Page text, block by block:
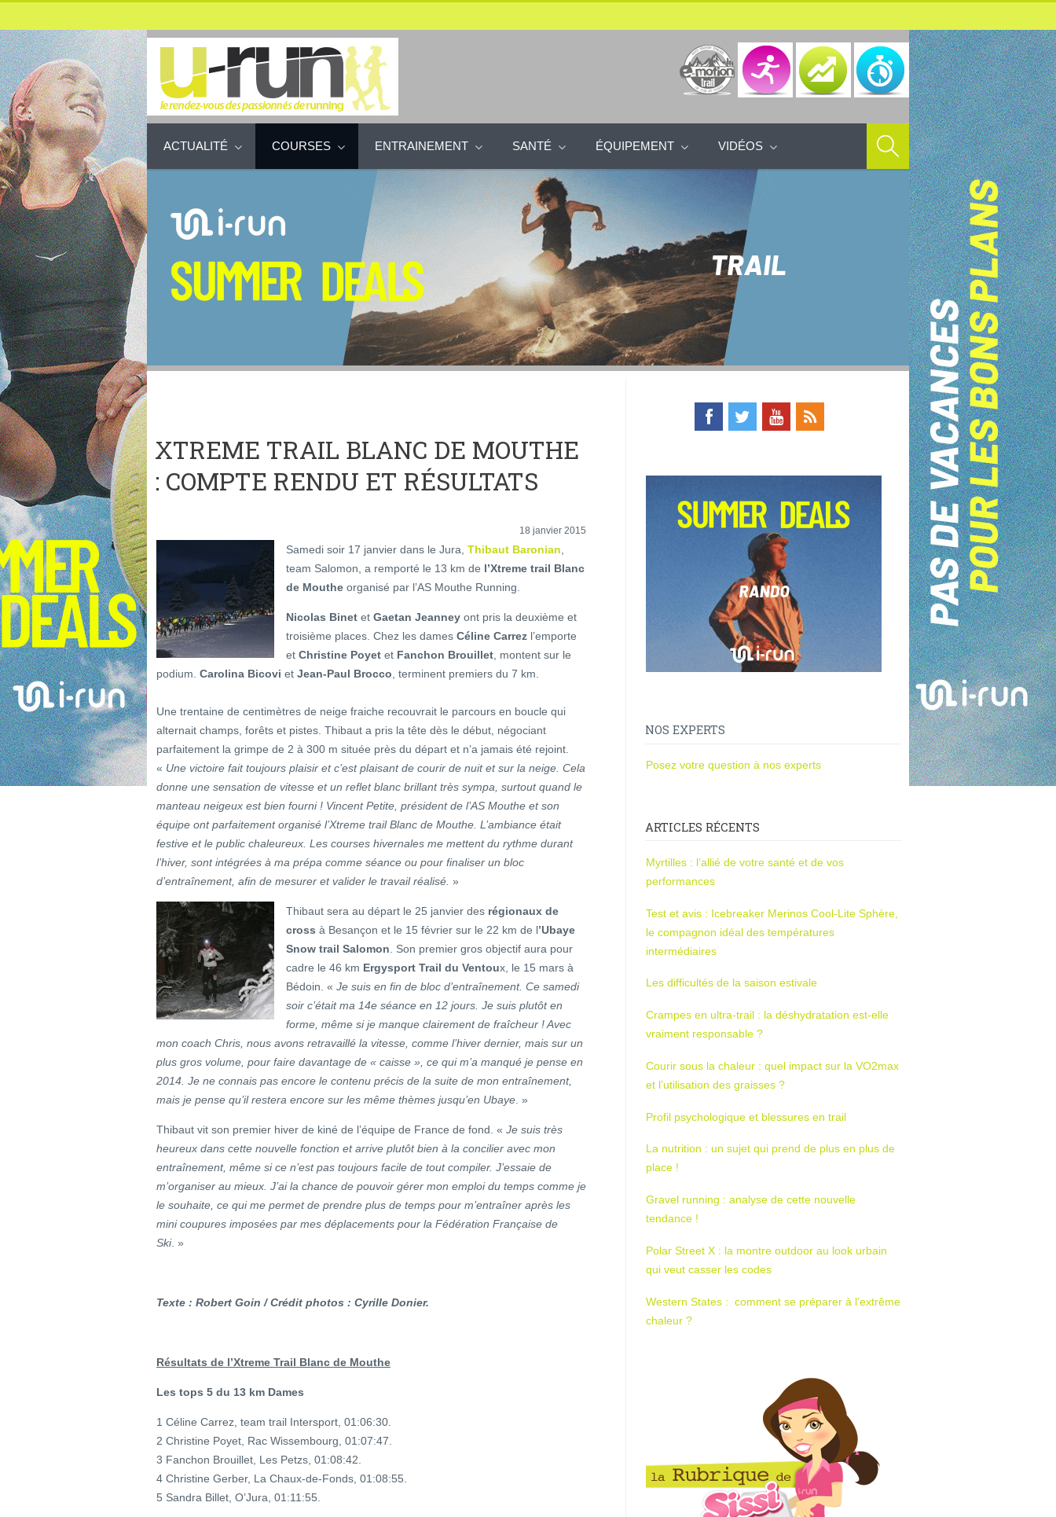
ACTUALITÉ COURSES ENTRAINEMENT SANTÉ ÉQUIPEMENT VIDÉOS
XTREME TRAIL BLANC DE MOUTHE
: COMPTE RENDU ET RÉSULTATS
18 janvier 2015
Samedi soir 17 janvier dans le Jura, Thibaut Baronian
team Salomon, a remporté le 13 km de l’Xtreme trail Blanc
de Mouthe organisé par l’AS Mouthe Running.
Nicolas Binet et Gaetan Jeanney ont pris la deuxième et
troisième places. Chez les dames Céline Carrez l’emporte
et Christine Poyet et Fanchon Brouillet , montent sur le
podium. Carolina Bicovi et Jean-Paul Brocco , terminent premiers du 7 km.
Une trentaine de centimètres de neige fraiche recouvrait le parcours en boucle qui
alternait champs, forêts et pistes. Thibaut a pris la tête dès le début, négociant
parfaitement la grimpe de 2 à 300 m située près du départ et n’a jamais été rejoint.
« Une victoire fait toujours plaisir et c’est plaisant de courir de nuit et sur la neige. Cela
donne une sensation de vitesse et un reflet blanc brillant très sympa, surtout quand le
manteau neigeux est bien fourni ! Vincent Petite, président de l’AS Mouthe et son
équipe ont parfaitement organisé l’Xtreme trail Blanc de Mouthe. L’ambiance était
festive et le public chaleureux. Les courses hivernales me mettent du rythme durant
l’hiver, sont intégrées à ma prépa comme séance ou pour finaliser un bloc
d’entraînement, afin de mesurer et valider le travail réalisé. »
Thibaut sera au départ le 25 janvier des régionaux de
cross à Besançon et le 15 février sur le 22 km de l’Ubaye
Snow trail Salomon . Son premier gros objectif aura pour
cadre le 46 km Ergysport Trail du Ventoux, le 15 mars à
Bédoin. « Je suis en fin de bloc d’entraînement. Ce samedi
soir c’était ma 14e séance en 12 jours. Je suis plutôt en
forme, même si je manque clairement de fraîcheur ! Avec
mon coach Chris, nous avons retravaillé la vitesse, comme l’hiver dernier, mais sur un
plus gros volume, pour faire davantage de « caisse », ce qui m’a manqué je pense en
2014. Je ne connais pas encore le contenu précis de la suite de mon entraînement,
mais je pense qu’il restera encore sur les même thèmes jusqu’en Ubaye . »
Thibaut vit son premier hiver de kiné de l’équipe de France de fond. « Je suis très
heureux dans cette nouvelle fonction et arrive plutôt bien à la concilier avec mon
entraînement, même si ce n’est pas toujours facile de tout compiler. J’essaie de
m’organiser au mieux. J’ai la chance de pouvoir gérer mon emploi du temps comme je
le souhaite, ce qui me permet de prendre plus de temps pour m’entraîner après les
mini coupures imposées par mes déplacements pour la Fédération Française de
Ski. »
Texte : Robert Goin / Crédit photos : Cyrille Donier.
Résultats de l’Xtreme Trail Blanc de Mouthe
Les tops 5 du 13 km Dames
1 Céline Carrez, team trail Intersport, 01:06:30.
2 Christine Poyet, Rac Wissembourg, 01:07:47.
3 Fanchon Brouillet, Les Petzs, 01:08:42.
4 Christine Gerber, La Chaux-de-Fonds, 01:08:55.
5 Sandra Billet, O’Jura, 01:11:55.
NOS EXPERTS
Posez votre question à nos experts
ARTICLES RÉCENTS
Myrtilles : l’allié de votre santé et de vos
performances
Test et avis : Icebreaker Merinos Cool-Lite Sphère,
le compagnon idéal des températures
intermédiaires
Les difficultés de la saison estivale
Crampes en ultra-trail : la déshydratation est-elle
vraiment responsable ?
Courir sous la chaleur : quel impact sur la VO2max
et l’utilisation des graisses ?
Profil psychologique et blessures en trail
La nutrition : un sujet qui prend de plus en plus de
place !
Gravel running : analyse de cette nouvelle
tendance !
Polar Street X : la montre outdoor au look urbain
qui veut casser les codes
Western States : comment se préparer à l’extrême
chaleur ?